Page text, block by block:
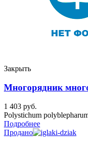
Закрыть
Многорядник
1 403 руб.
Polystichum
Подробнее
Продано